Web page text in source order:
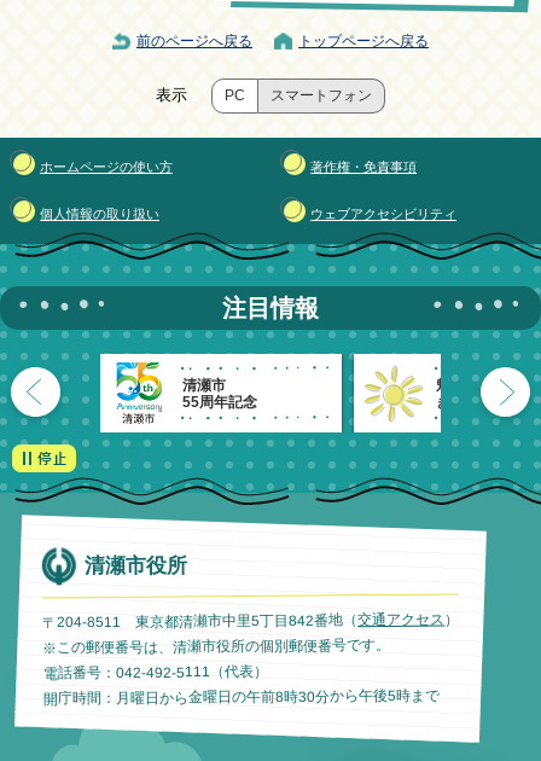
前のページへ戻る トップページへ戻る
表示 PC スマートフォン
ホームページの使い方 著作権・免責事項
個人情報の取り扱い ウェブアクセシビリティ
注目情報
清瀬市
55周年記念
魅力発信！
きよせのーと。
清瀬市役所
〒204-8511 東京都清瀬市中里5丁目842番地（交通アクセス ）
※この郵便番号は、清瀬市役所の個別郵便番号です。
電話番号：042-492-5111（代表）
開庁時間：月曜日から金曜日の午前8時30分から午後5時まで